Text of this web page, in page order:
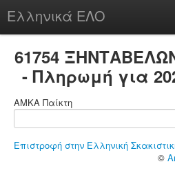
Ελληνικά ΕΛΟ
chesstu.be @ discord
61754
- Πληρωμή για
ΑΜΚΑ Παίκτη
Επιστροφή στην Ελληνική
©